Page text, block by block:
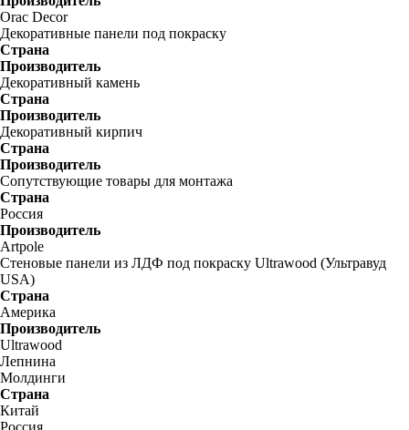
Orac Decor
Декоративные панели под покраску
Страна
Производитель
Декоративный камень
Страна
Производитель
Декоративный кирпич
Страна
Производитель
Сопутствующие товары для монтажа
Страна
Россия
Производитель
Artpole
Стеновые панели из ЛДФ под покраску Ultrawood (Ультравуд
USA)
Страна
Америка
Производитель
Ultrawood
Лепнина
Молдинги
Страна
Китай
Россия